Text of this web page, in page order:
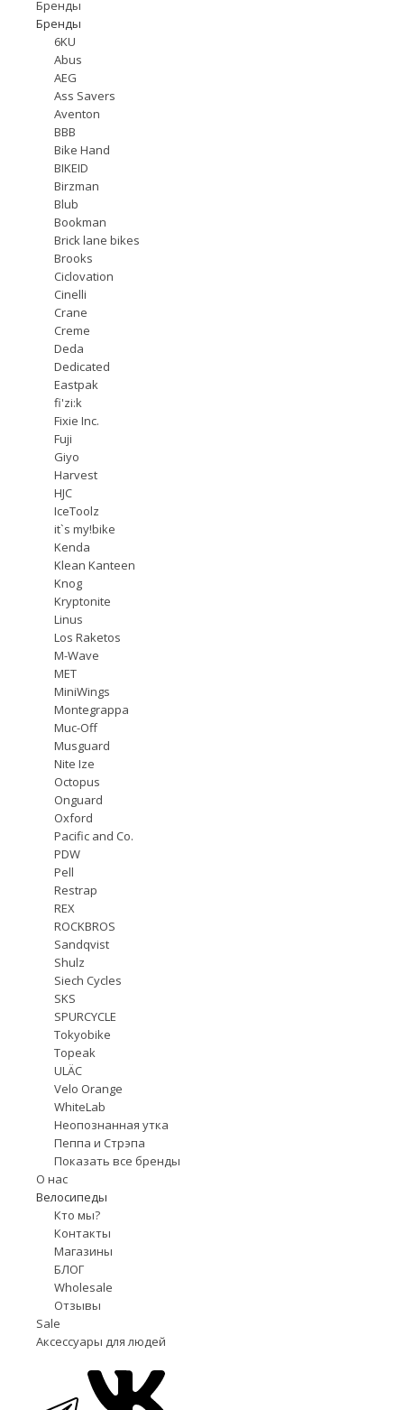
Бренды
Бренды
6KU
Abus
AEG
Ass Savers
Aventon
BBB
Bike Hand
BIKEID
Birzman
Blub
Bookman
Brick lane bikes
Brooks
Ciclovation
Cinelli
Crane
Creme
Deda
Dedicated
Eastpak
fi'zi:k
Fixie Inc.
Fuji
Giyo
Harvest
HJC
IceToolz
it`s my!bike
Kenda
Klean Kanteen
Knog
Kryptonite
Linus
Los Raketos
M-Wave
MET
MiniWings
Montegrappa
Muc-Off
Musguard
Nite Ize
Octopus
Onguard
Oxford
Pacific and Co.
PDW
Pell
Restrap
REX
ROCKBROS
Sandqvist
Shulz
Siech Cycles
SKS
SPURCYCLE
Tokyobike
Topeak
ULÄC
Velo Orange
WhiteLab
Неопознанная утка
Пеппа и Стрэпа
Показать все бренды
О нас
Велосипеды
Кто мы?
Контакты
Магазины
БЛОГ
Wholesale
Отзывы
Sale
Аксессуары для людей